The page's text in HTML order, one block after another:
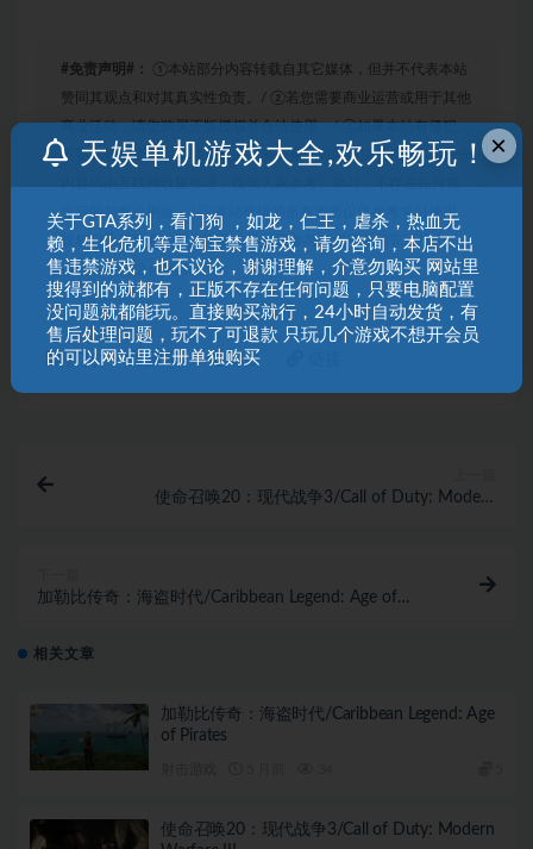
#免责声明#：
①本站部分内容转载自其它媒体，但并不代表本站
赞同其观点和对其真实性负责。/ ②若您需要商业运营或用于其他
商业活动，请您购买正版授权并合法使用。/ ③如果本站有侵犯、
不妥之处的资源，请联系我们。将会第一时间解决！/ ④本站部分
业目的与商业用途。/ ⑤本站提供的所有资源仅供参考学习使用，
版权归原著所有，禁止下载本站资源参与任何商业和非法行为，
请于24小时之内删除!/
打赏 收藏 海报
使命召唤20：现代战争3/Call of Duty: Modern
加勒比传奇：海盗时代/Caribbean Legend: Age of
相关文章
加勒比传奇：海盗时代/Caribbean Legend: Age
of Pirates
使命召唤20：现代战争3/Call of Duty: Modern
×
天娱单机游戏大全,欢乐畅玩！
关于GTA系列，看门狗 ，如龙，仁王，虐杀，热血无
赖，生化危机等是淘宝禁售游戏，请勿咨询，本店不出
售违禁游戏，也不议论，谢谢理解，介意勿购买 网站里
搜得到的就都有，正版不存在任何问题，只要电脑配置
没问题就都能玩。直接购买就行，24小时自动发货，有
售后处理问题，玩不了可退款 只玩几个游戏不想开会员
的可以网站里注册单独购买